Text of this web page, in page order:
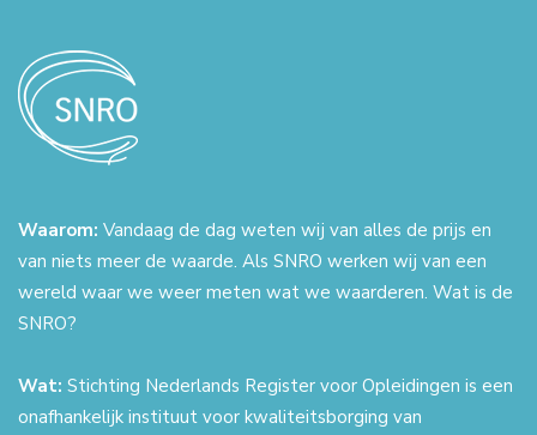
Waarom: Vandaag de dag weten wij van alles de prijs en
van niets meer de waarde. Als SNRO werken wij van een
wereld waar we weer meten wat we waarderen. Wat is de
SNRO?
Wat: Stichting Nederlands Register voor Opleidingen is een
onafhankelijk instituut voor kwaliteitsborging van